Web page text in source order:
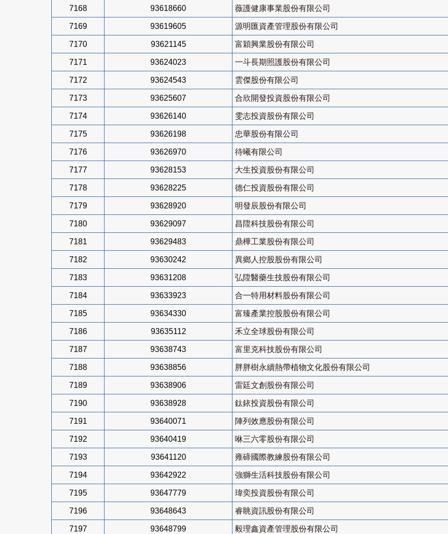
7168 93618660 薇護健康事業股份有限公司
7169 93619605 源明匯資產管理股份有限公司
7170 93621145 富穎興業股份有限公司
7171 93624023 一斗長期照護股份有限公司
7172 93624543 雲傑股份有限公司
7173 93625607 合欣開發投資股份有限公司
7174 93626140 雯志投資股份有限公司
7175 93626198 忠華股份有限公司
7176 93626970 待曦有限公司
7177 93628153 大生投資股份有限公司
7178 93628225 德仁投資股份有限公司
7179 93628920 明發辰股份有限公司
7180 93629097 昌陞科技股份有限公司
7181 93629483 鼎樺工業股份有限公司
7182 93630242 異鄉人控股股份有限公司
7183 93631208 弘陞醫藥生技股份有限公司
7184 93633923 合一特用材料股份有限公司
7185 93634330 富臻產業控股股份有限公司
7186 93635112 禾立全球股份有限公司
7187 93638743 富里克科技股份有限公司
7188 93638856 胖胖樹永續熱帶植物文化股份有限公司
7189 93638906 雷廷文創股份有限公司
7190 93638928 鈦銥投資股份有限公司
7191 93640071 陣列效應股份有限公司
7192 93640419 咻三六零股份有限公司
7193 93641120 雍碲國際教練股份有限公司
7194 93642922 強獅生活科技股份有限公司
7195 93647779 瑋奕投資股份有限公司
7196 93648643 睿眺資訊股份有限公司
7197 93648799 毅理鑫資產管理股份有限公司